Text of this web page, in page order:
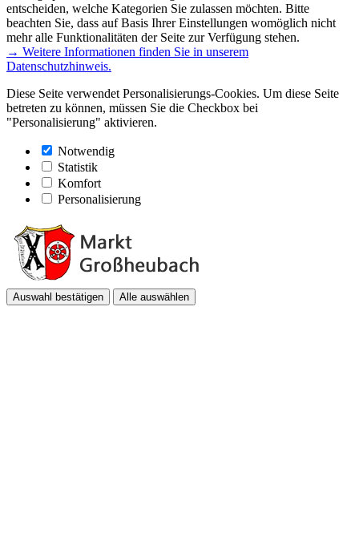
entscheiden, welche Kategorien Sie zulassen möchten. Bitte
beachten Sie, dass auf Basis Ihrer Einstellungen womöglich nicht
mehr alle Funktionalitäten der Seite zur Verfügung stehen.
→ Weitere Informationen finden Sie in unserem
Datenschutzhinweis.
Diese Seite verwendet Personalisierungs-Cookies. Um diese Seite
betreten zu können, müssen Sie die Checkbox bei
"Personalisierung" aktivieren.
Notwendig
Statistik
Komfort
Personalisierung
Auswahl bestätigen Alle auswählen